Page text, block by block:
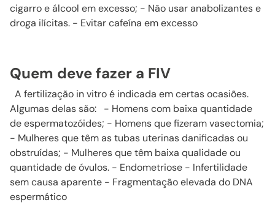
cigarro e álcool em excesso; - Não usar anabolizantes e
droga ilícitas. - Evitar cafeína em excesso
Quem deve fazer a FIV
A fertilização in vitro é indicada em certas ocasiões.
Algumas delas são: - Homens com baixa quantidade
de espermatozóides; - Homens que fizeram vasectomia;
- Mulheres que têm as tubas uterinas danificadas ou
obstruídas; - Mulheres que têm baixa qualidade ou
quantidade de óvulos. - Endometriose - Infertilidade
sem causa aparente - Fragmentação elevada do DNA
espermático